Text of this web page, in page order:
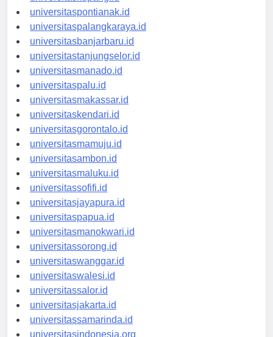
universitaskupang.id
universitaspontianak.id
universitaspalangkaraya.id
universitasbanjarbaru.id
universitastanjungselor.id
universitasmanado.id
universitaspalu.id
universitasmakassar.id
universitaskendari.id
universitasgorontalo.id
universitasmamuju.id
universitasambon.id
universitasmaluku.id
universitassofifi.id
universitasjayapura.id
universitaspapua.id
universitasmanokwari.id
universitassorong.id
universitaswanggar.id
universitaswalesi.id
universitassalor.id
universitasjakarta.id
universitassamarinda.id